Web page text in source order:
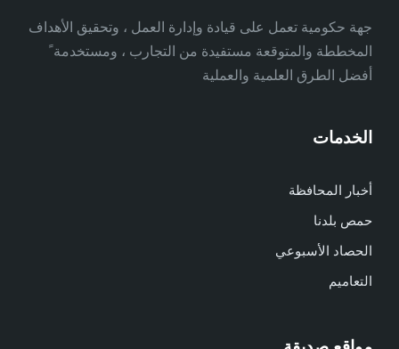
جهة حكومية تعمل على قيادة وإدارة العمل ، وتحقيق الأهداف
المخططة والمتوقعة مستفيدة من التجارب ، ومستخدمة ً
أفضل الطرق العلمية والعملية
الخدمات
أخبار المحافظة
حمص بلدنا
الحصاد الأسبوعي
التعاميم